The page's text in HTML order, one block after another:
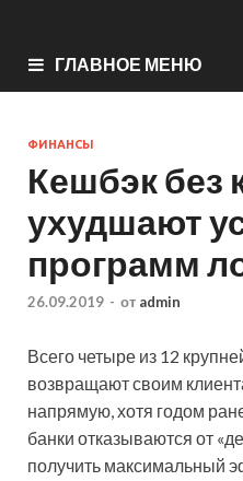
ГЛАВНОЕ МЕНЮ
ФИНАНСЫ
Кешбэк без
ухудшают
программ
26.09.2019 - от admin
Всего четыре из 12
возвращают своим
напрямую, хотя годом
банки отказываются от
получить максимальный